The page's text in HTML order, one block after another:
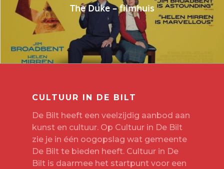
The Duke – filmhuis
CULTUUR IN DE BILT
De Bilt heeft een veelzijdig aanbod aan
kunst en cultuur. Op Cultuur in De Bilt
zie je in één oogopslag wat gemeente
De Bilt te bieden heeft. Cultuur in De
Bilt is daarmee het startpunt voor een